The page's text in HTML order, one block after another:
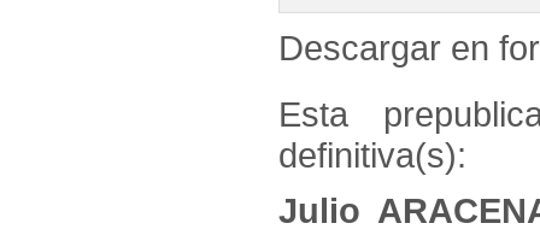
Descargar en
Esta
definitiva(s):
Julio